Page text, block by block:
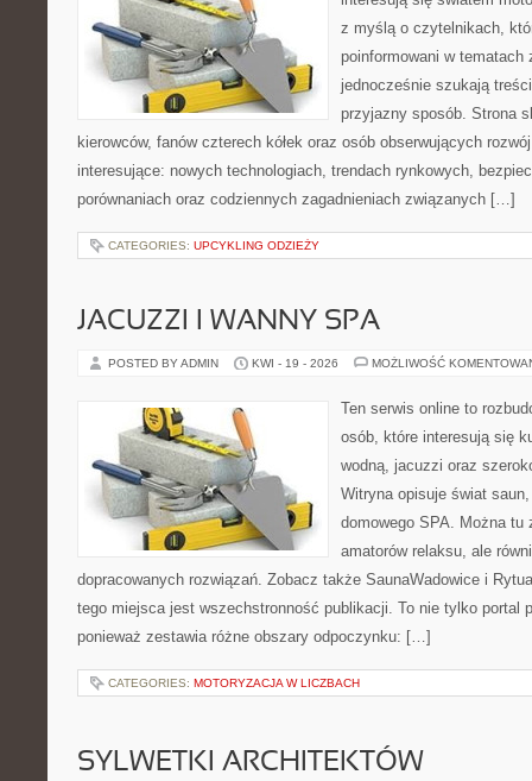
z myślą o czytelnikach,
poinformowani w
jednocześnie szukają
przyjazny sposób. Strona
kierowców, fanów czterech kółek oraz osób obserwujących
interesujące: nowych technologiach, trendach rynkowych,
porównaniach oraz codziennych zagadnieniach związanych […]
CATEGORIES: UPCYKLING ODZIEŻY
JACUZZI I WANNY SPA
POSTED BY ADMIN KWI - 19 - 2026 MOŻLIWOŚĆ
Ten serwis online to
osób, które interesują się
wodną, jacuzzi oraz
Witryna opisuje świat
domowego SPA. Można
amatorów relaksu, ale
dopracowanych rozwiązań. Zobacz także SaunaWadowice i
tego miejsca jest wszechstronność publikacji. To nie tylko portal
ponieważ zestawia różne obszary odpoczynku: […]
CATEGORIES: MOTORYZACJA W LICZBACH
SYLWETKI ARCHITEKTÓW